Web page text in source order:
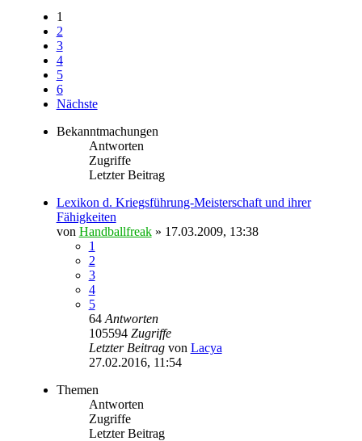
1
2
3
4
5
6
Nächste
Bekanntmachungen
Antworten
Zugriffe
Letzter Beitrag
Lexikon d. Kriegsführung-Meisterschaft und ihrer
Fähigkeiten
von Handballfreak» 17.03.2009, 13:38
1
2
3
4
5
64 Antworten
105594 Zugriffe
Letzter Beitrag von Lacya
27.02.2016, 11:54
Themen
Antworten
Zugriffe
Letzter Beitrag